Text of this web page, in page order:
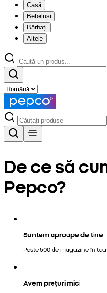
Casă
Bebeluși
Bărbați
Altele
De ce să
Pepco?
Suntem aproape de tine
Peste 500 de magazine în
Avem prețuri mici